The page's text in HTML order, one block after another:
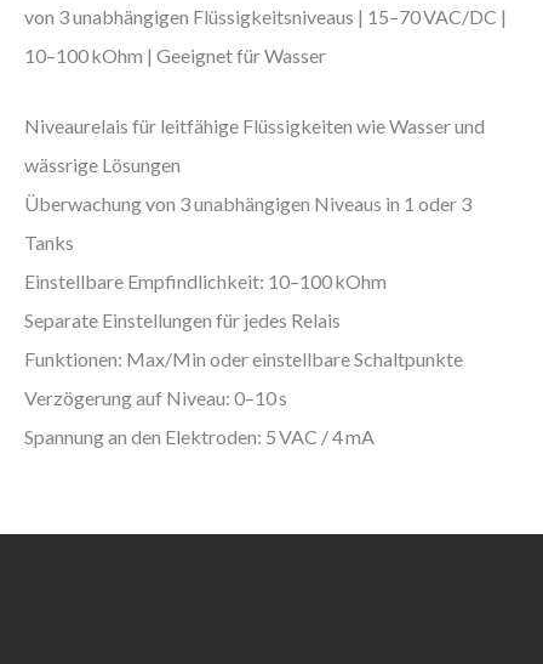
von 3 unabhängigen Flüssigkeitsniveaus | 15–70 VAC/DC |
10–100 kOhm | Geeignet für Wasser
Niveaurelais für leitfähige Flüssigkeiten wie Wasser und
wässrige Lösungen
Überwachung von 3 unabhängigen Niveaus in 1 oder 3
Tanks
Einstellbare Empfindlichkeit: 10–100 kOhm
Separate Einstellungen für jedes Relais
Funktionen: Max/Min oder einstellbare Schaltpunkte
Verzögerung auf Niveau: 0–10 s
Spannung an den Elektroden: 5 VAC / 4 mA